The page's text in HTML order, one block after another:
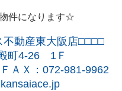
件になります☆
動産東大阪店□□□□
町 4-26 1 Ｆ
Ｘ： 072-981-9962